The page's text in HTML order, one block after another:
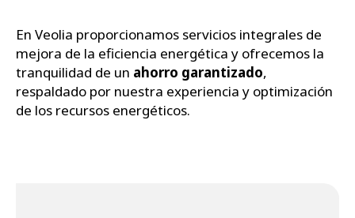
En Veolia proporcionamos servicios integrales de
mejora de la eficiencia energética y ofrecemos la
tranquilidad de un ahorro garantizado,
respaldado por nuestra experiencia y optimización
de los recursos energéticos.